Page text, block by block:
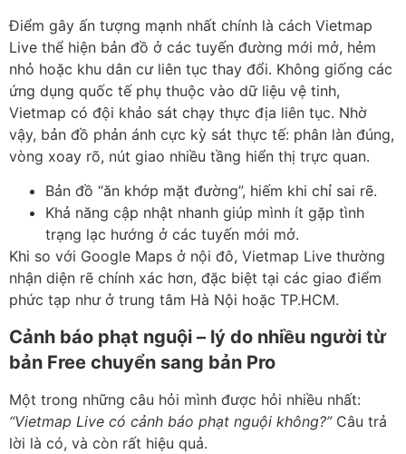
Điểm gây ấn tượng mạnh nhất chính là cách Vietmap
Live thể hiện bản đồ ở các tuyến đường mới mở, hẻm
nhỏ hoặc khu dân cư liên tục thay đổi. Không giống các
ứng dụng quốc tế phụ thuộc vào dữ liệu vệ tinh,
Vietmap có đội khảo sát chạy thực địa liên tục. Nhờ
vậy, bản đồ phản ánh cực kỳ sát thực tế: phân làn đúng,
vòng xoay rõ, nút giao nhiều tầng hiển thị trực quan.
Bản đồ “ăn khớp mặt đường”, hiếm khi chỉ sai rẽ.
Khả năng cập nhật nhanh giúp mình ít gặp tình
trạng lạc hướng ở các tuyến mới mở.
Khi so với Google Maps ở nội đô, Vietmap Live thường
nhận diện rẽ chính xác hơn, đặc biệt tại các giao điểm
phức tạp như ở trung tâm Hà Nội hoặc TP.HCM.
Cảnh báo phạt nguội – lý do nhiều người từ
bản Free chuyển sang bản Pro
Một trong những câu hỏi mình được hỏi nhiều nhất:
“Vietmap Live có cảnh báo phạt nguội không?”Câu trả
lời là có, và còn rất hiệu quả.